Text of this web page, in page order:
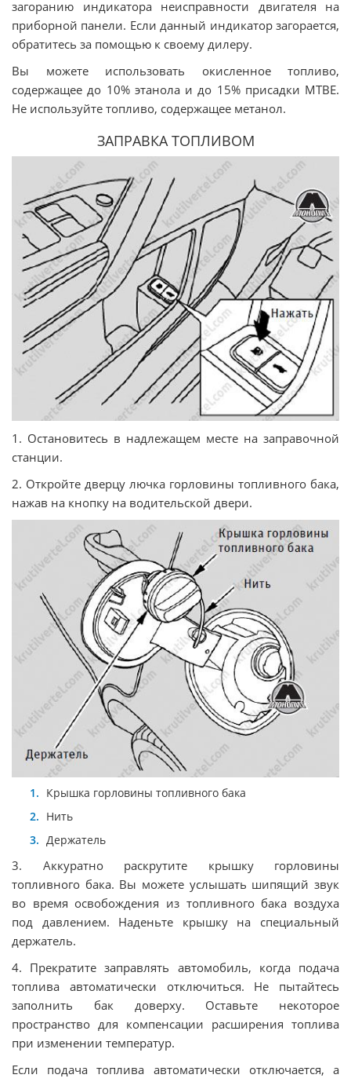
загоранию индикатора неисправности двигателя на
приборной панели. Если данный индикатор загорается,
обратитесь за помощью к своему дилеру.
Вы можете использовать окисленное топливо,
содержащее до 10% этанола и до 15% присадки MTBE.
Не используйте топливо, содержащее метанол.
ЗАПРАВКА ТОПЛИВОМ
1. Остановитесь в надлежащем месте на заправочной
станции.
2. Откройте дверцу лючка горловины топливного бака,
нажав на кнопку на водительской двери.
Крышка горловины топливного бака
Нить
Держатель
3. Аккуратно раскрутите крышку горловины
топливного бака. Вы можете услышать шипящий звук
во время освобождения из топливного бака воздуха
под давлением. Наденьте крышку на специальный
держатель.
4. Прекратите заправлять автомобиль, когда подача
топлива автоматически отключиться. Не пытайтесь
заполнить бак доверху. Оставьте некоторое
пространство для компенсации расширения топлива
при изменении температур.
Если подача топлива автоматически отключается, а